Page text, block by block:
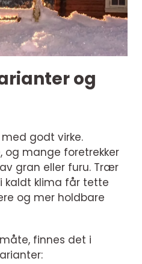
og
godt virke.
og mange foretrekker
gran eller furu. Trær
kaldt klima får tette
og mer holdbare
finnes det i